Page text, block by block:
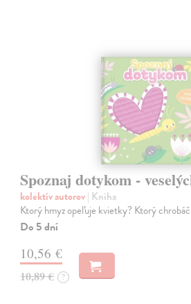
Spoznaj dotykom -
kolektív autorov| Kniha
Ktorý hmyz opeľuje kvietky? Ktorý
Do 5 dní
10,56 €
10,89 € ?